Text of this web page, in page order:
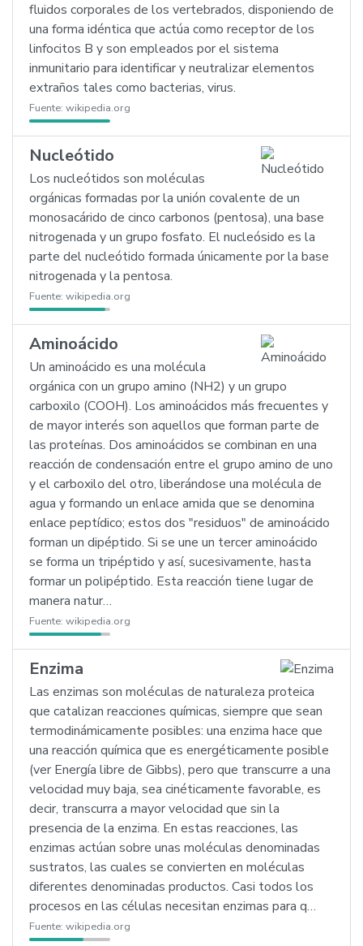
fluidos corporales de los vertebrados, disponiendo de
una forma idéntica que actúa como receptor de los
linfocitos B y son empleados por el sistema
inmunitario para identificar y neutralizar elementos
extraños tales como bacterias, virus.
Fuente: wikipedia.org
Nucleótido
Los nucleótidos son moléculas
orgánicas formadas por la unión covalente de un
monosacárido de cinco carbonos (pentosa), una base
nitrogenada y un grupo fosfato. El nucleósido es la
parte del nucleótido formada únicamente por la base
nitrogenada y la pentosa.
Fuente: wikipedia.org
Aminoácido
Un aminoácido es una molécula
orgánica con un grupo amino (NH2) y un grupo
carboxilo (COOH). Los aminoácidos más frecuentes y
de mayor interés son aquellos que forman parte de
las proteínas. Dos aminoácidos se combinan en una
reacción de condensación entre el grupo amino de uno
y el carboxilo del otro, liberándose una molécula de
agua y formando un enlace amida que se denomina
enlace peptídico; estos dos "residuos" de aminoácido
forman un dipéptido. Si se une un tercer aminoácido
se forma un tripéptido y así, sucesivamente, hasta
formar un polipéptido. Esta reacción tiene lugar de
manera natur…
Fuente: wikipedia.org
Enzima
Las enzimas son moléculas de naturaleza proteica
que catalizan reacciones químicas, siempre que sean
termodinámicamente posibles: una enzima hace que
una reacción química que es energéticamente posible
(ver Energía libre de Gibbs), pero que transcurre a una
velocidad muy baja, sea cinéticamente favorable, es
decir, transcurra a mayor velocidad que sin la
presencia de la enzima. En estas reacciones, las
enzimas actúan sobre unas moléculas denominadas
sustratos, las cuales se convierten en moléculas
diferentes denominadas productos. Casi todos los
procesos en las células necesitan enzimas para q…
Fuente: wikipedia.org